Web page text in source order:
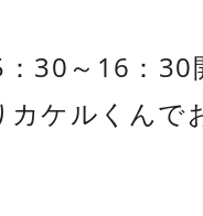
：30～16：30
カケルくん